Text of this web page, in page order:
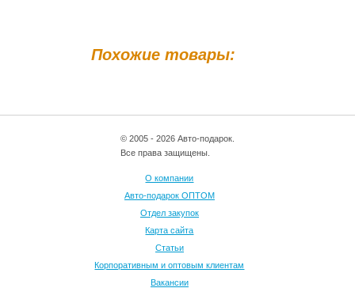
Похожие товары:
© 2005 - 2026 Авто-подарок.
Все права защищены.
О компании
Авто-подарок ОПТОМ
Отдел закупок
Карта сайта
Статьи
Корпоративным и оптовым клиентам
Вакансии